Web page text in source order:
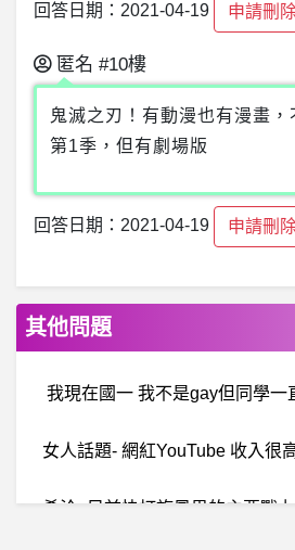
回答日期：2021-04-19 申請刪
匿名 #10樓
鬼滅之刃！有動漫也有漫畫，
第1季，但有劇場版
回答日期：2021-04-19 申請刪
其他問題
我現在國一 我不是gay但同學一